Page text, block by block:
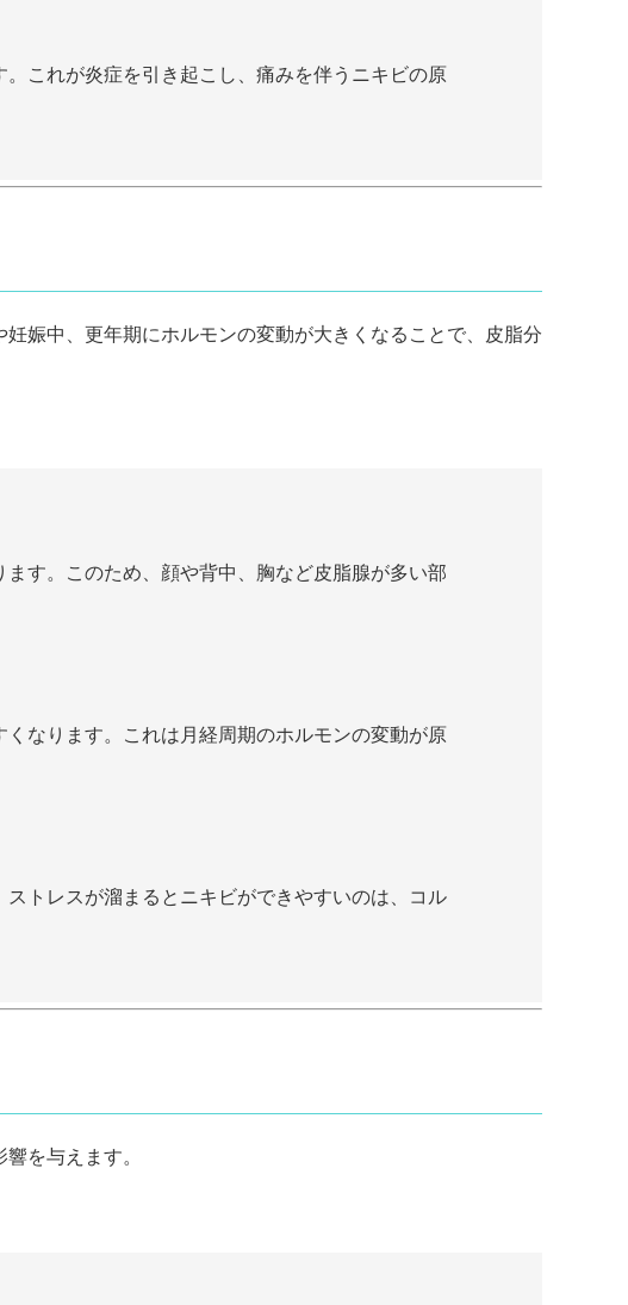
これが炎症を引き起こし、痛みを伴うニキビの原
娠中、更年期にホルモンの変動が大きくなることで、皮脂分
す。このため、顔や背中、胸など皮脂腺が多い部
なります。これは月経周期のホルモンの変動が原
トレスが溜まるとニキビができやすいのは、コル
を与えます。